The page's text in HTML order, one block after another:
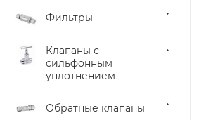
Фильтры
Клапаны с
сильфонным
уплотнением
Обратные клапаны